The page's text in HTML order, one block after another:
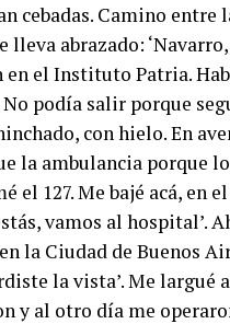
cebadas. Camino entre
lleva abrazado:
en el Instituto Patria.
podía salir porque
con hielo. En
la ambulancia porque
el 127. Me bajé acá,
vamos al hospital’.
la Ciudad de Buenos
la vista’. Me largué
y al otro día me